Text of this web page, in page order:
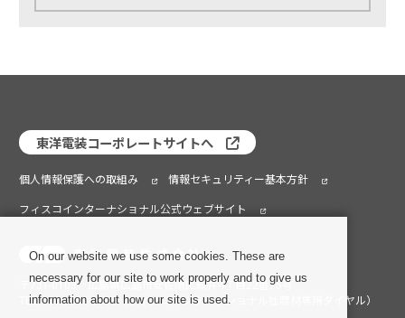
東洋電装コーポレートサイトへ
個人情報保護への取組み 情報セキュリティー基本方針
フィスコインターナショナル公式ウェブサイト
〒731-0103 広島県広島市安佐南区緑井4丁目22番25号
TEL：082-209-2088（フィスコインターナショナル社商材専用ダイヤル）
On our website we use some cookies. These are
necessary for our site to work properly and to give us
information about how our site is used.